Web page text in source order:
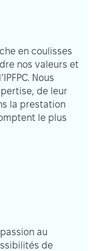
en coulisses
nos valeurs et
Nous
de leur
la prestation
le plus
au
de